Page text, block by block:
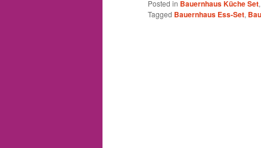
Posted in Bauernhaus Küche Set,
Tagged Bauernhaus Ess-Set,